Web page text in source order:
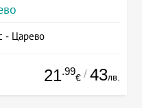
- Царево
21.99
€ / 43лв.